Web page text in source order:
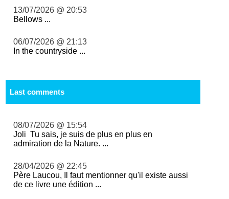
13/07/2026 @ 20:53
Bellows ...
06/07/2026 @ 21:13
In the countryside ...
Last comments
08/07/2026 @ 15:54
Joli Tu sais, je suis de plus en plus en
admiration de la Nature. ...
28/04/2026 @ 22:45
Père Laucou, Il faut mentionner qu'il existe aussi
de ce livre une édition ...